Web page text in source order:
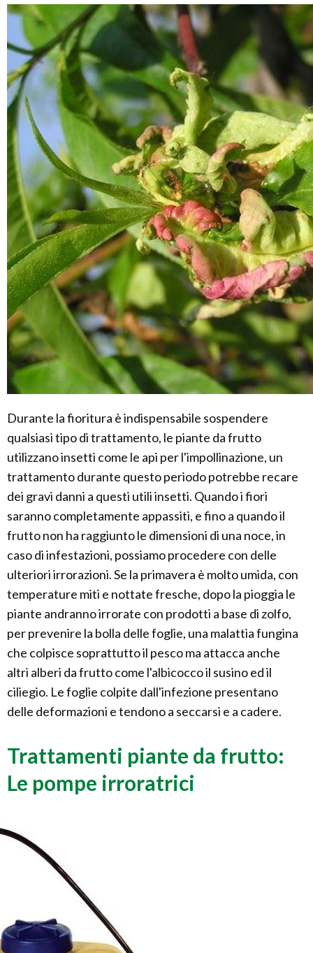
Durante la fioritura è indispensabile sospendere
qualsiasi tipo di trattamento, le piante da frutto
utilizzano insetti come le api per l'impollinazione, un
trattamento durante questo periodo potrebbe recare
dei gravi danni a questi utili insetti. Quando i fiori
saranno completamente appassiti, e fino a quando il
frutto non ha raggiunto le dimensioni di una noce, in
caso di infestazioni, possiamo procedere con delle
ulteriori irrorazioni. Se la primavera è molto umida, con
temperature miti e nottate fresche, dopo la pioggia le
piante andranno irrorate con prodotti a base di zolfo,
per prevenire la bolla delle foglie, una malattia fungina
che colpisce soprattutto il pesco ma attacca anche
altri alberi da frutto come l'albicocco il susino ed il
ciliegio. Le foglie colpite dall'infezione presentano
delle deformazioni e tendono a seccarsi e a cadere.
Trattamenti piante da frutto:
Le pompe irroratrici